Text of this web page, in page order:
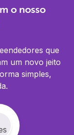
o nosso
que
um novo jeito
simples,